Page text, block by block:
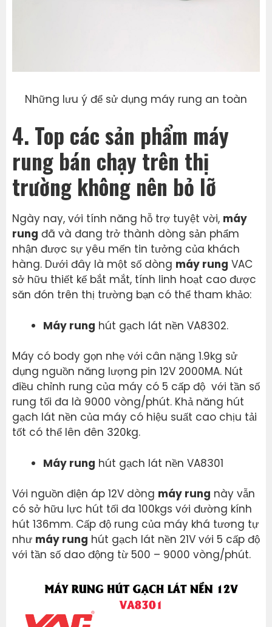
Những lưu ý để sử dụng máy rung an toàn
4. Top các sản phẩm máy
rung bán chạy trên thị
trường không nên bỏ lỡ
Ngày nay, với tính năng hỗ trợ tuyệt vời, máy
rung đã và đang trở thành dòng sản phẩm
nhận được sự yêu mến tin tưởng của khách
hàng. Dưới đây là một số dòng máy rung VAC
sở hữu thiết kế bắt mắt, tính linh hoạt cao được
săn đón trên thị trường bạn có thể tham khảo:
Máy rung hút gạch lát nền VA8302.
Máy có body gọn nhẹ với cân nặng 1.9kg sử
dụng nguồn năng lượng pin 12V 2000MA. Nút
điều chỉnh rung của máy có 5 cấp độ với tần số
rung tối đa là 9000 vòng/phút. Khả năng hút
gạch lát nền của máy có hiệu suất cao chịu tải
tốt có thể lên đên 320kg.
Máy rung hút gạch lát nền VA8301
Với nguồn điện áp 12V dòng máy rung này vẫn
có sở hữu lực hút tối đa 100kgs với đường kính
hút 136mm. Cấp độ rung của máy khá tương tự
như máy rung hút gạch lát nền 21V với 5 cấp độ
với tần số dao động từ 500 – 9000 vòng/phút.